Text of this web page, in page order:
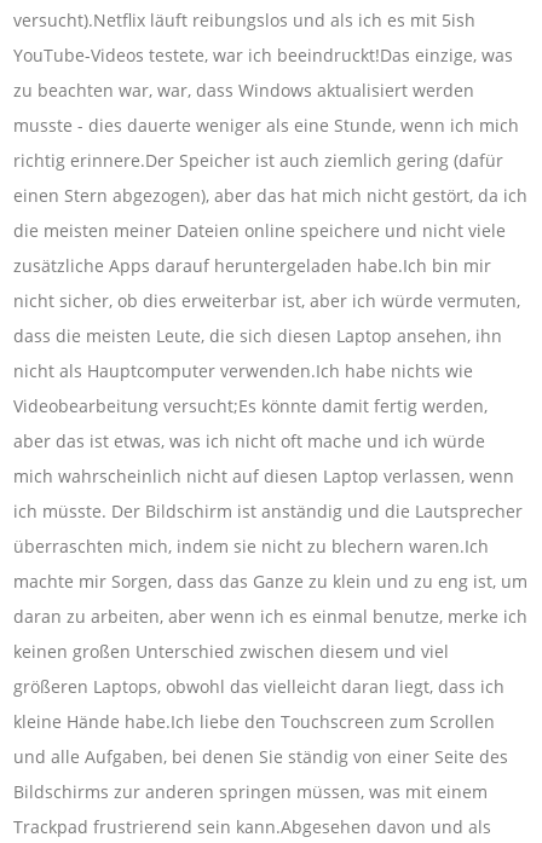
versucht).Netflix läuft reibungslos und als ich es mit 5ish
YouTube-Videos testete, war ich beeindruckt!Das einzige, was
zu beachten war, war, dass Windows aktualisiert werden
musste - dies dauerte weniger als eine Stunde, wenn ich mich
richtig erinnere.Der Speicher ist auch ziemlich gering (dafür
einen Stern abgezogen), aber das hat mich nicht gestört, da ich
die meisten meiner Dateien online speichere und nicht viele
zusätzliche Apps darauf heruntergeladen habe.Ich bin mir
nicht sicher, ob dies erweiterbar ist, aber ich würde vermuten,
dass die meisten Leute, die sich diesen Laptop ansehen, ihn
nicht als Hauptcomputer verwenden.Ich habe nichts wie
Videobearbeitung versucht;Es könnte damit fertig werden,
aber das ist etwas, was ich nicht oft mache und ich würde
mich wahrscheinlich nicht auf diesen Laptop verlassen, wenn
ich müsste. Der Bildschirm ist anständig und die Lautsprecher
überraschten mich, indem sie nicht zu blechern waren.Ich
machte mir Sorgen, dass das Ganze zu klein und zu eng ist, um
daran zu arbeiten, aber wenn ich es einmal benutze, merke ich
keinen großen Unterschied zwischen diesem und viel
größeren Laptops, obwohl das vielleicht daran liegt, dass ich
kleine Hände habe.Ich liebe den Touchscreen zum Scrollen
und alle Aufgaben, bei denen Sie ständig von einer Seite des
Bildschirms zur anderen springen müssen, was mit einem
Trackpad frustrierend sein kann.Abgesehen davon und als